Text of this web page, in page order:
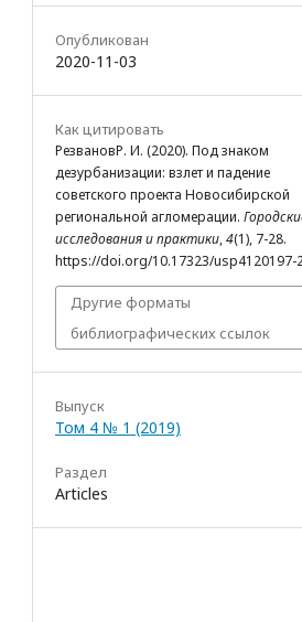
Опубликован
2020-11-03
Как цитировать
РезвановР. И. (2020). Под знаком
дезурбанизации: взлет и падение
советского проекта Новосибирской
региональной агломерации.
исследования и практики,4(1), 7-28.
https://doi.org/10.17323/usp4120197-
Другие форматы
библиографических ссылок
Выпуск
Том 4 № 1 (2019)
Раздел
Articles